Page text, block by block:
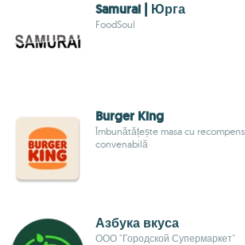
Samurai | Юрга
FoodSoul
Burger King
Îmbunătățește masa cu
convenabilă
Азбука вкуса
ООО "Городской Супермаркет"